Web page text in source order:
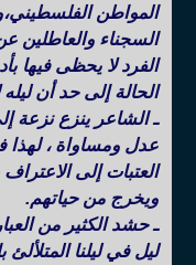
المواطن
السجناء والعاطلين
الفرد لا يحظى فيها
الحالة إلى حد أن ليله
ـ الشاعر ينزع نزعة
عدل ومساواة ، لهذا
العتبات إلى
ويخرج من حياتهم.
ـ حشد الكثير من
ليل في ليلنا المتلألئ